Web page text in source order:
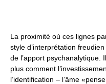
La proximité où ces lignes
style d’interprétation
de l’apport psychanalytique.
plus comment
l’identification – l’âme